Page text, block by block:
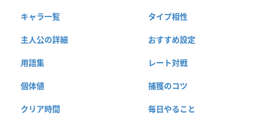
キャラ一覧 タイプ相性
主人公の詳細 おすすめ設定
用語集 レート対戦
個体値 捕獲のコツ
クリア時間 毎日やること